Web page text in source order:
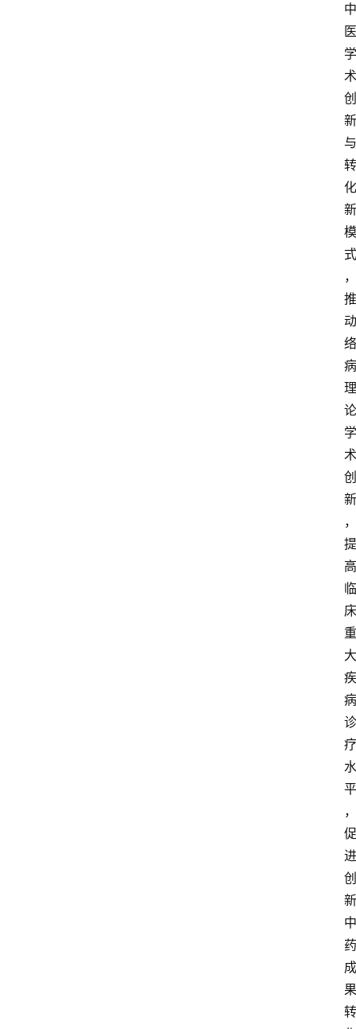
中
医
学
术
创
新
与
转
化
新
模
式
，
推
动
络
病
理
论
学
术
创
新
，
提
高
临
床
重
大
疾
病
诊
疗
水
平
，
促
进
创
新
中
药
成
果
转